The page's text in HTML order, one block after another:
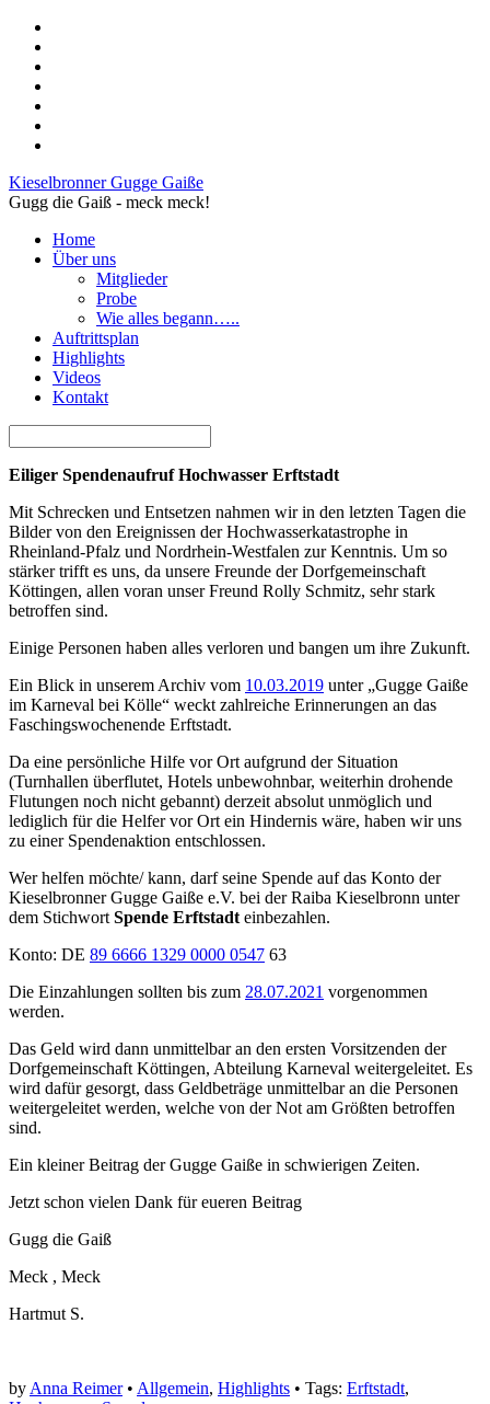
Kieselbronner Gugge Gaiße
Gugg die Gaiß - meck meck!
Home
Über uns
Mitglieder
Probe
Wie alles begann…..
Auftrittsplan
Highlights
Videos
Kontakt
Eiliger Spendenaufruf Hochwasser Erftstadt
Mit Schrecken und Entsetzen nahmen wir in den letzten Tagen die
Bilder von den Ereignissen der Hochwasserkatastrophe in
Rheinland-Pfalz und Nordrhein-Westfalen zur Kenntnis. Um so
stärker trifft es uns, da unsere Freunde der Dorfgemeinschaft
Köttingen, allen voran unser Freund Rolly Schmitz, sehr stark
betroffen sind.
Einige Personen haben alles verloren und bangen um ihre Zukunft.
Ein Blick in unserem Archiv vom 10.03.2019 unter „Gugge Gaiße
im Karneval bei Kölle“ weckt zahlreiche Erinnerungen an das
Faschingswochenende Erftstadt.
Da eine persönliche Hilfe vor Ort aufgrund der Situation
(Turnhallen überflutet, Hotels unbewohnbar, weiterhin drohende
Flutungen noch nicht gebannt) derzeit absolut unmöglich und
lediglich für die Helfer vor Ort ein Hindernis wäre, haben wir uns
zu einer Spendenaktion entschlossen.
Wer helfen möchte/ kann, darf seine Spende auf das Konto der
Kieselbronner Gugge Gaiße e.V. bei der Raiba Kieselbronn unter
dem Stichwort Spende Erftstadt einbezahlen.
Konto: DE 89 6666 1329 0000 0547 63
Die Einzahlungen sollten bis zum 28.07.2021 vorgenommen
werden.
Das Geld wird dann unmittelbar an den ersten Vorsitzenden der
Dorfgemeinschaft Köttingen, Abteilung Karneval weitergeleitet. Es
wird dafür gesorgt, dass Geldbeträge unmittelbar an die Personen
weitergeleitet werden, welche von der Not am Größten betroffen
sind.
Ein kleiner Beitrag der Gugge Gaiße in schwierigen Zeiten.
Jetzt schon vielen Dank für eueren Beitrag
Gugg die Gaiß
Meck , Meck
Hartmut S.
by Anna Reimer• Allgemein, Highlights • Tags: Erftstadt,